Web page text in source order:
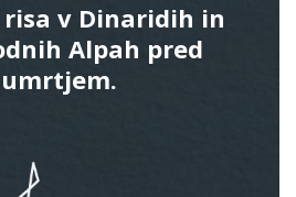
risa v Dinaridih in
Alpah pred